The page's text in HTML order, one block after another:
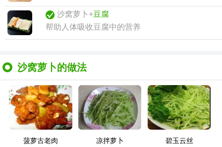
沙窝萝卜+豆腐
帮助人体吸收豆腐中的营养
沙窝萝卜的做法
菠萝古老肉 凉拌萝卜 碧玉云丝